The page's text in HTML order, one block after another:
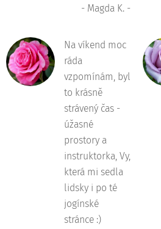
- Magda K. -
Na víkend moc
ráda
vzpomínám, byl
to krásně
strávený čas -
úžasné
prostory a
instruktorka, Vy,
která mi sedla
lidsky i po té
jogínské
stránce :)